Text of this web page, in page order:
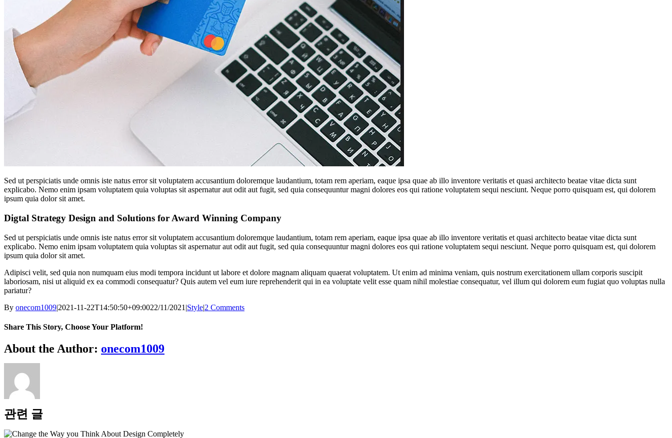
Sed ut perspiciatis unde omnis iste natus error sit voluptatem accusantium doloremque laudantium, totam rem aperiam, eaque ipsa quae ab illo inventore veritatis et quasi architecto beatae vitae dicta sunt
explicabo. Nemo enim ipsam voluptatem quia voluptas sit aspernatur aut odit aut fugit, sed quia consequuntur magni dolores eos qui ratione voluptatem sequi nesciunt. Neque porro quisquam est, qui dolorem
ipsum quia dolor sit amet.
Digtal Strategy Design and Solutions for Award Winning Company
Sed ut perspiciatis unde omnis iste natus error sit voluptatem accusantium doloremque laudantium, totam rem aperiam, eaque ipsa quae ab illo inventore veritatis et quasi architecto beatae vitae dicta sunt
explicabo. Nemo enim ipsam voluptatem quia voluptas sit aspernatur aut odit aut fugit, sed quia consequuntur magni dolores eos qui ratione voluptatem sequi nesciunt. Neque porro quisquam est, qui dolorem
ipsum quia dolor sit amet.
Adipisci velit, sed quia non numquam eius modi tempora incidunt ut labore et dolore magnam aliquam quaerat voluptatem. Ut enim ad minima veniam, quis nostrum exercitationem ullam corporis suscipit
laboriosam, nisi ut aliquid ex ea commodi consequatur? Quis autem vel eum iure reprehenderit qui in ea voluptate velit esse quam nihil molestiae consequatur, vel illum qui dolorem eum fugiat quo voluptas nulla
pariatur?
By onecom1009|2021-11-22T14:50:50+09:0022/11/2021 |Style|2 Comments
Share This Story, Choose Your Platform!
Facebook
Twitter
Reddit
LinkedIn
WhatsApp
Telegram
Tumblr
Pinterest
Vk
Xing
이
About the Author: onecom1009
관련 글